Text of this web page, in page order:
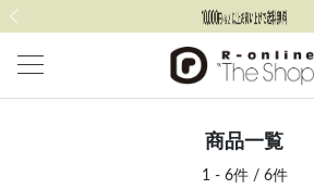
商品一覧
1 - 6件 / 6件